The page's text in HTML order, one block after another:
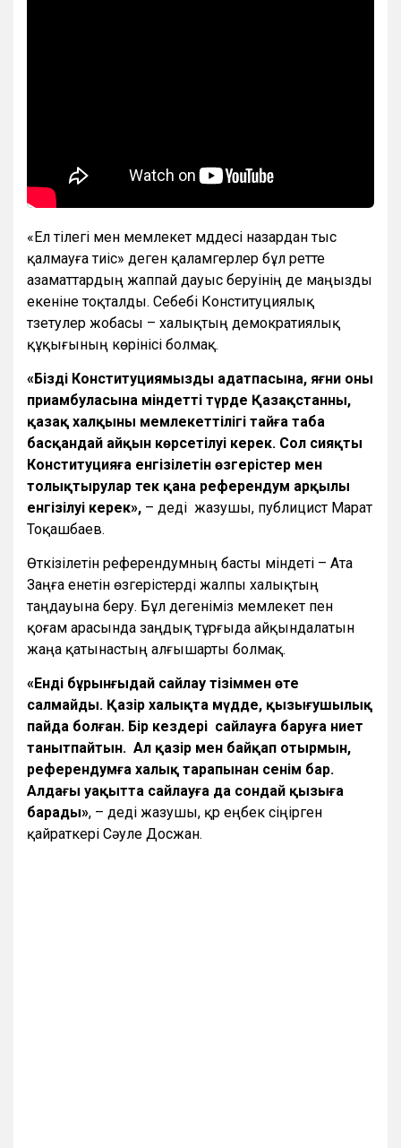
«Ел тілегі мен мемлекет мүддесі назардан тыс
қалмауға тиіс» деген қаламгерлер бұл ретте
азаматтардың жаппай дауыс беруінің де маңызды
екеніне тоқталды. Себебі Конституциялық
түзетулер жобасы – халықтың демократиялық
құқығының көрінісі болмақ.
«Біздің Конституциямыздың аңдатпасына, яғни оның
приамбуласына міндетті түрде Қазақстанның,
қазақ халқының мемлекеттілігі тайға таңба
басқандай айқын көрсетілуі керек. Сол сияқты
Конституцияға енгізілетін өзгерістер мен
толықтырулар тек қана референдум арқылы
енгізілуі керек», – деді жазушы, публицист Марат
Тоқашбаев.
Өткізілетін референдумның басты міндеті – Ата
Заңға енетін өзгерістерді жалпы халықтың
таңдауына беру. Бұл дегеніміз мемлекет пен
қоғам арасында заңдық тұрғыда айқындалатын
жаңа қатынастың алғышарты болмақ.
«Енді бұрынғыдай сайлау тізіммен өте
салмайды. Қазір халықта мүдде, қызығушылық
пайда болған. Бір кездері сайлауға баруға ниет
танытпайтын. Ал қазір мен байқап отырмын,
референдумға халық тарапынан сенім бар.
Алдағы уақытта сайлауға да сондай қызыға
барады», – деді жазушы, қр еңбек сіңірген
қайраткері Сәуле Досжан.